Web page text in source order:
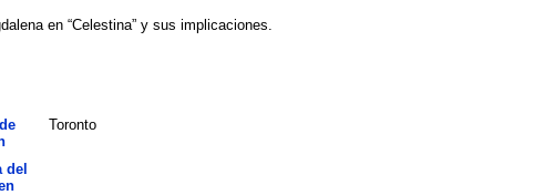
en “Celestina” y sus implicaciones.
Toronto
del